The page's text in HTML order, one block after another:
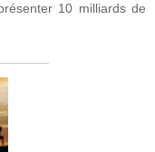
10 milliards de